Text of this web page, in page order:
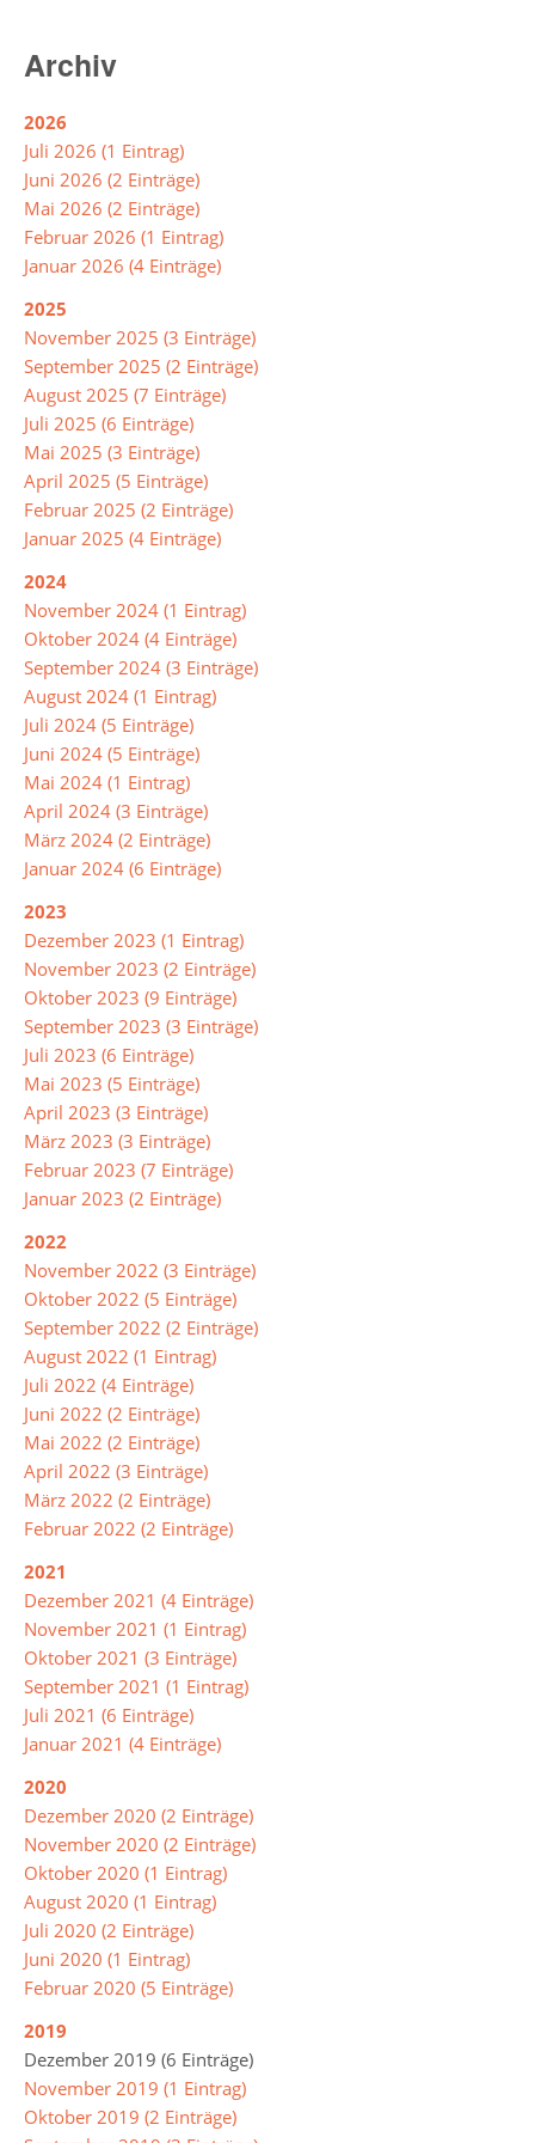
Umweltschule
Schule
ohne
Rassismus
Digitalisierung
Jugendmedienschutz
Fachbereiche
Arbeitslehre
Chemie
Deutsch
DAZ
(Deutsch
als
Zweitsprache)
Englisch
Gesellschaftslehre
Kunst
Mathematik
Musik
Physik
Religion/Ethik
Spanisch
Sport
Soziales
Lernen
Türkisch
Wahlpflichtangebot
Inklusion
Schülerbibliothek
Aktuelles
und
Archiv
Unterrichtsprodukte
Buch
des
Monats
Arbeitsgemeinschaften
Erste
Hilfe
Archiv
2026
Juli 2026 (1 Eintrag)
Juni 2026 (2 Einträge)
Mai 2026 (2 Einträge)
Februar 2026 (1 Eintrag)
Januar 2026 (4 Einträge)
2025
November 2025 (3 Einträge)
September 2025 (2 Einträge)
August 2025 (7 Einträge)
Juli 2025 (6 Einträge)
Mai 2025 (3 Einträge)
April 2025 (5 Einträge)
Februar 2025 (2 Einträge)
Januar 2025 (4 Einträge)
2024
November 2024 (1 Eintrag)
Oktober 2024 (4 Einträge)
September 2024 (3 Einträge)
August 2024 (1 Eintrag)
Juli 2024 (5 Einträge)
Juni 2024 (5 Einträge)
Mai 2024 (1 Eintrag)
April 2024 (3 Einträge)
März 2024 (2 Einträge)
Januar 2024 (6 Einträge)
2023
Dezember 2023 (1 Eintrag)
November 2023 (2 Einträge)
Oktober 2023 (9 Einträge)
September 2023 (3 Einträge)
Juli 2023 (6 Einträge)
Mai 2023 (5 Einträge)
April 2023 (3 Einträge)
März 2023 (3 Einträge)
Februar 2023 (7 Einträge)
Januar 2023 (2 Einträge)
2022
November 2022 (3 Einträge)
Oktober 2022 (5 Einträge)
September 2022 (2 Einträge)
August 2022 (1 Eintrag)
Juli 2022 (4 Einträge)
Juni 2022 (2 Einträge)
Mai 2022 (2 Einträge)
April 2022 (3 Einträge)
März 2022 (2 Einträge)
Februar 2022 (2 Einträge)
2021
Dezember 2021 (4 Einträge)
November 2021 (1 Eintrag)
Oktober 2021 (3 Einträge)
September 2021 (1 Eintrag)
Juli 2021 (6 Einträge)
Januar 2021 (4 Einträge)
2020
Dezember 2020 (2 Einträge)
November 2020 (2 Einträge)
Oktober 2020 (1 Eintrag)
August 2020 (1 Eintrag)
Juli 2020 (2 Einträge)
Juni 2020 (1 Eintrag)
Februar 2020 (5 Einträge)
2019
Dezember 2019 (6 Einträge)
November 2019 (1 Eintrag)
Oktober 2019 (2 Einträge)